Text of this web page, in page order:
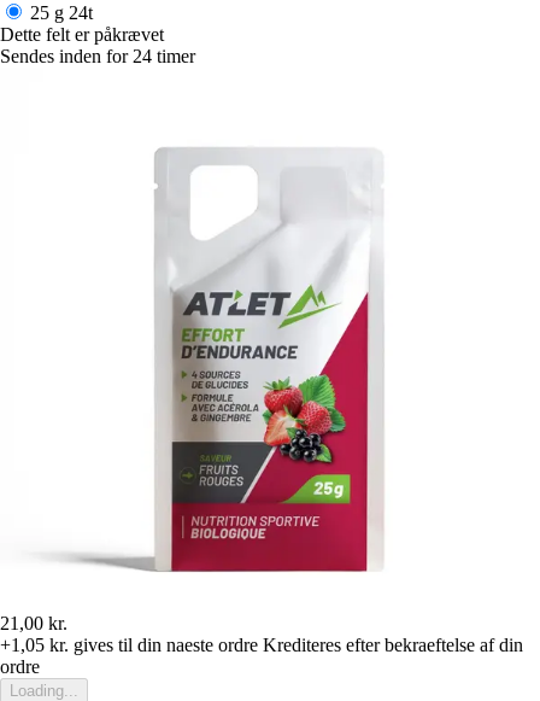
25 g 24t
Dette felt er påkrævet
Sendes inden for 24 timer
21,00 kr.
+1,05 kr. gives til din naeste ordre Krediteres efter bekraeftelse af din
ordre
Loading...